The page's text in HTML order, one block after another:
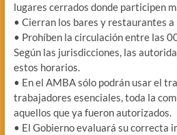
lugares cerrados donde participen
• Cierran los bares y restaurantes
• Prohíben la circulación entre las
Según las jurisdicciones, las
estos horarios.
• En el AMBA sólo podrán usar el
trabajadores esenciales, toda la
aquellos que ya fueron autorizados.
• El Gobierno evaluará su correcta